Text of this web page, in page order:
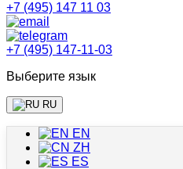
+7 (495) 147 11 03
+7 (495) 147-11-03
Выберите язык
RU
EN
ZH
ES